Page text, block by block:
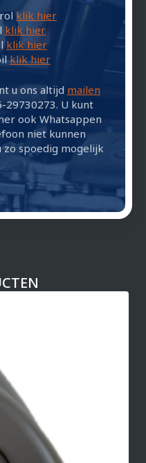
klik hier
klik hier
klik hier
klik hier
u ons altijd mailen
29730273. U kunt
ook Whatsappen
niet kunnen
zo spoedig mogelijk